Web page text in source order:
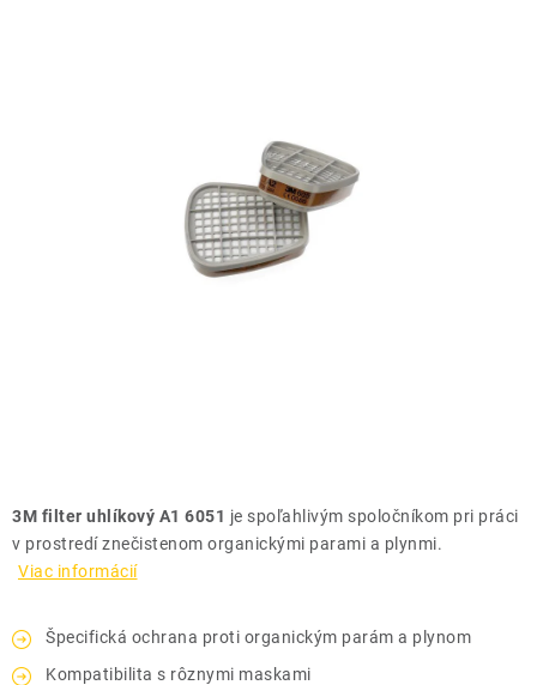
DARČEKOVÉ POUKAZY
ČISTENIE A ÚDRŽBA LODÍ
3M filter uhlíkový A1 6051 je spoľahlivým spoločníkom pri práci
v prostredí znečistenom organickými parami a plynmi.
Viac informácií
Špecifická ochrana proti organickým parám a plynom
Kompatibilita s rôznymi maskami